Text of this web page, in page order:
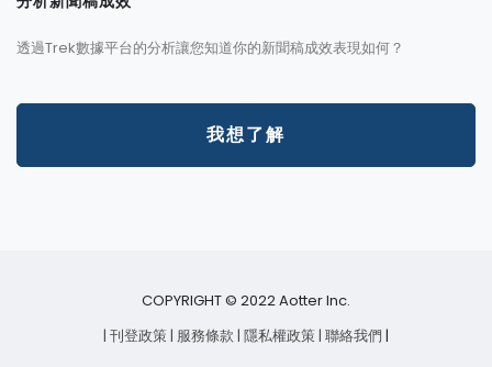
透過Trek數據平台的分析讓您知道你的新聞稿成效表現如何？
我想了解
COPYRIGHT © 2022 Aotter Inc.
| 刊登政策| 服務條款 | 隱私權政策| 聯絡我們 |